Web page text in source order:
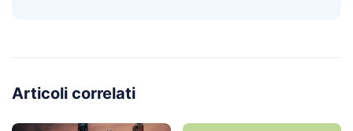
Articoli correlati